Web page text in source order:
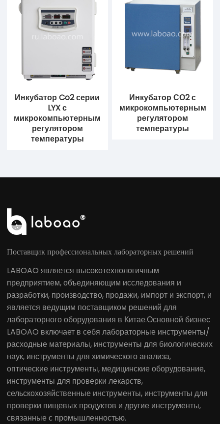
Инкубатор Co2 серии
LYX с
микрокомпьютерным
регулятором
температуры
Инкубатор СО2 с
микрокомпьютерным
регулятором
температуры
Поставщик профессиональных лабораторных решений
LABOAO является высокотехнологичным
предприятием, объединяющим исследования и
разработки, производство, продажи, импорт и экспорт, и
является ведущим поставщиком решений для
лабораторного оборудования в Китае.Основной бизнес
LABOAO включает в себя лабораторные инструменты/
расходные материалы, инструменты для биологических
наук, инструменты для химического анализа,
оптические инструменты, медицинские оборудование,
инструменты для проверки лекарств,
сельскохозяйственные инструменты, инструменты для
проверки пищевых продуктов и другие инструменты,
связанные с промышленностью.